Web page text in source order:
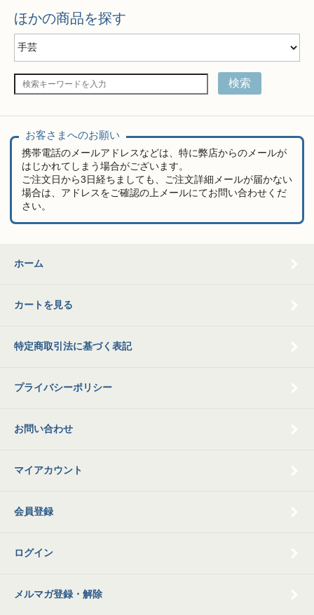
ほかの商品を探す
検索
お客さまへのお願い
携帯電話のメールアドレスなどは、特に弊店からのメールが
はじかれてしまう場合がございます。
ご注文日から3日経ちましても、ご注文詳細メールが届かない
場合は、アドレスをご確認の上メールにてお問い合わせくだ
さい。
ホーム
カートを見る
特定商取引法に基づく表記
プライバシーポリシー
お問い合わせ
マイアカウント
会員登録
ログイン
メルマガ登録・解除